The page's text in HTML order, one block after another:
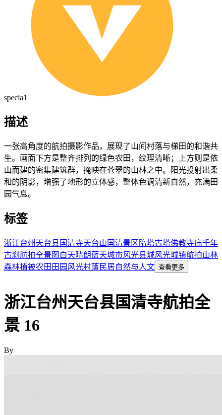
specia1
描述
一张高角度的航拍摄影作品，展现了山间村落与梯田的和谐共
生。画面下方是整齐排列的绿色农田，纹理清晰；上方则是依
山而建的密集建筑群，掩映在苍翠的山林之中。阳光投射出柔
和的阴影，增强了地形的立体感，整体色调清新自然，充满田
园气息。
标签
浙江台州 天台县国清寺天台山 国清景区 隋塔古塔佛教寺庙千年
古刹 航拍全景图 白天晴朗 蓝天城市风光县城风光城镇航拍山林
森林植被农田 田园风光村落民居自然与人文 查看更多
浙江台州天台县国清寺航拍全
景 16
By